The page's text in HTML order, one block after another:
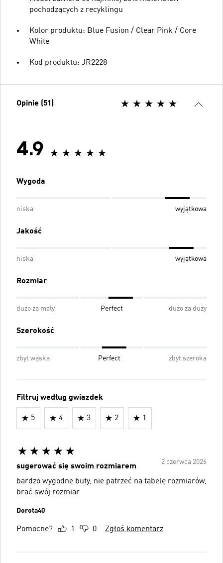
pochodzących z recyklingu
Kolor produktu: Blue Fusion / Clear Pink / Core
White
Kod produktu: JR2228
Opinie (51)
4.9
Wygoda
niska wyjątkowa
Jakość
niska wyjątkowa
Rozmiar
dużo za mały Perfect dużo za duży
Szerokość
zbyt wąska Perfect zbyt szeroka
Filtruj według gwiazdek
5 4 3 2 1
2 czerwca 2026
sugerować się swoim rozmiarem
bardzo wygodne buty, nie patrzeć na tabelę rozmiarów,
brać swój rozmiar
Dorota40
Pomocne? 1 0 Zgłoś komentarz